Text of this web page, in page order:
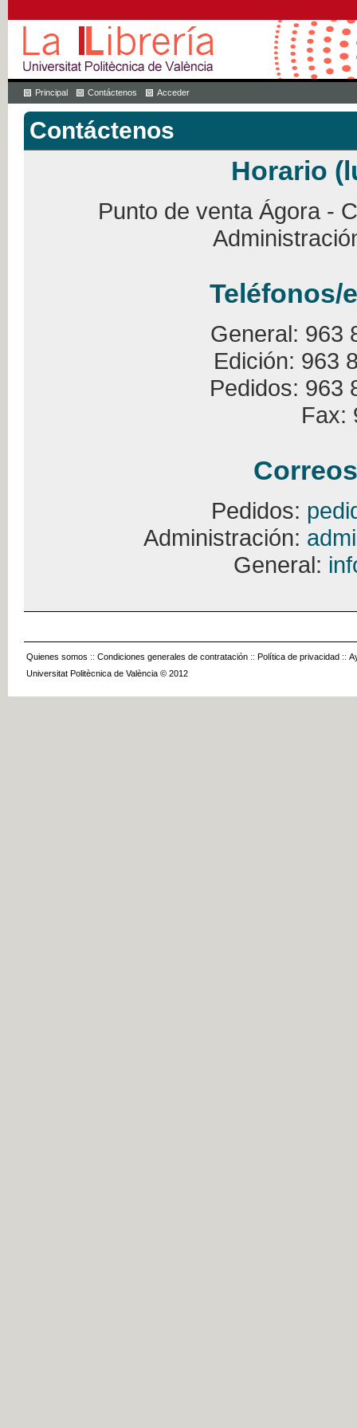
Principal Contáctenos Acceder
Contáctenos
Horario
Punto de venta Ágora -
Teléfonos/
General: 963
Edición: 963
Pedidos: 963
Fax:
Pedidos:
Administración:
General:
Quienes somos :: Condiciones generales de contratación :: Política de privacidad ::
Universitat Politècnica de València © 2012